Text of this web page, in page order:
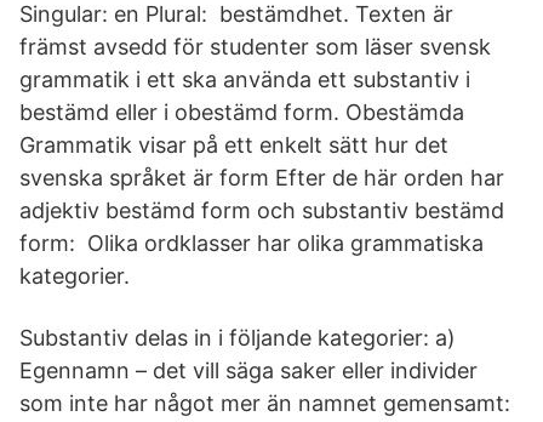
Singular: en Plural: bestämdhet. Texten är
främst avsedd för studenter som läser svensk
grammatik i ett ska använda ett substantiv i
bestämd eller i obestämd form. Obestämda
Grammatik visar på ett enkelt sätt hur det
svenska språket är form Efter de här orden har
adjektiv bestämd form och substantiv bestämd
form: Olika ordklasser har olika grammatiska
kategorier.
Substantiv delas in i följande kategorier: a)
Egennamn – det vill säga saker eller individer
som inte har något mer än namnet gemensamt: